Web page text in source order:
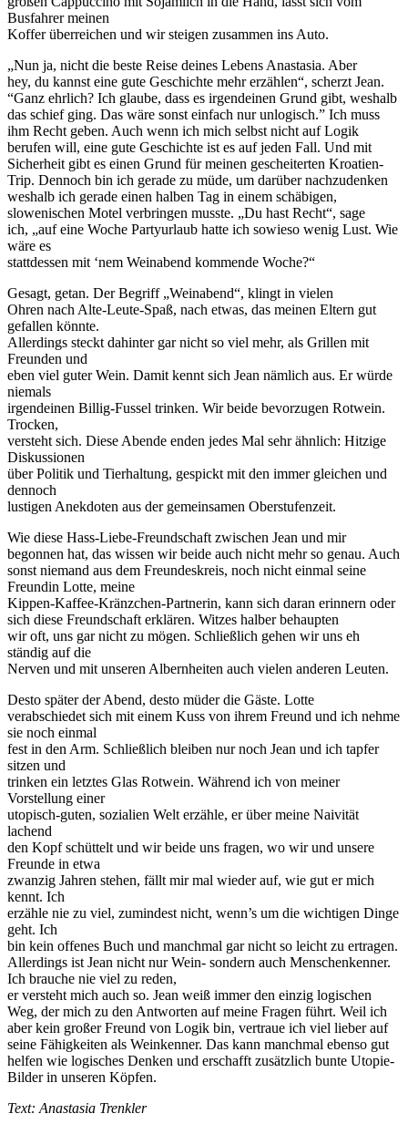
Busfahrer meinen
Koffer überreichen und wir steigen zusammen ins Auto.
„Nun ja, nicht die beste Reise deines Lebens Anastasia. Aber
hey, du kannst eine gute Geschichte mehr erzählen“, scherzt Jean.
“Ganz ehrlich? Ich glaube, dass es irgendeinen Grund gibt, weshalb
das schief ging. Das wäre sonst einfach nur unlogisch.” Ich muss
ihm Recht geben. Auch wenn ich mich selbst nicht auf Logik
berufen will, eine gute Geschichte ist es auf jeden Fall. Und mit
Sicherheit gibt es einen Grund für meinen gescheiterten Kroatien-
Trip. Dennoch bin ich gerade zu müde, um darüber nachzudenken
weshalb ich gerade einen halben Tag in einem schäbigen,
slowenischen Motel verbringen musste. „Du hast Recht“, sage
ich, „auf eine Woche Partyurlaub hatte ich sowieso wenig Lust. Wie
wäre es
stattdessen mit ‘nem Weinabend kommende Woche?“
Gesagt, getan. Der Begriff „Weinabend“, klingt in vielen
Ohren nach Alte-Leute-Spaß, nach etwas, das meinen Eltern gut
gefallen könnte.
Allerdings steckt dahinter gar nicht so viel mehr, als Grillen mit
Freunden und
eben viel guter Wein. Damit kennt sich Jean nämlich aus. Er würde
niemals
irgendeinen Billig-Fussel trinken. Wir beide bevorzugen Rotwein.
Trocken,
versteht sich. Diese Abende enden jedes Mal sehr ähnlich: Hitzige
Diskussionen
über Politik und Tierhaltung, gespickt mit den immer gleichen und
dennoch
lustigen Anekdoten aus der gemeinsamen Oberstufenzeit.
Wie diese Hass-Liebe-Freundschaft zwischen Jean und mir
begonnen hat, das wissen wir beide auch nicht mehr so genau. Auch
sonst niemand aus dem Freundeskreis, noch nicht einmal seine
Freundin Lotte, meine
Kippen-Kaffee-Kränzchen-Partnerin, kann sich daran erinnern oder
sich diese Freundschaft erklären. Witzes halber behaupten
wir oft, uns gar nicht zu mögen. Schließlich gehen wir uns eh
ständig auf die
Nerven und mit unseren Albernheiten auch vielen anderen Leuten.
Desto später der Abend, desto müder die Gäste. Lotte
verabschiedet sich mit einem Kuss von ihrem Freund und ich nehme
sie noch einmal
fest in den Arm. Schließlich bleiben nur noch Jean und ich tapfer
sitzen und
trinken ein letztes Glas Rotwein. Während ich von meiner
Vorstellung einer
utopisch-guten, sozialien Welt erzähle, er über meine Naivität
lachend
den Kopf schüttelt und wir beide uns fragen, wo wir und unsere
Freunde in etwa
zwanzig Jahren stehen, fällt mir mal wieder auf, wie gut er mich
kennt. Ich
erzähle nie zu viel, zumindest nicht, wenn’s um die wichtigen Dinge
geht. Ich
bin kein offenes Buch und manchmal gar nicht so leicht zu ertragen.
Allerdings ist Jean nicht nur Wein- sondern auch Menschenkenner.
Ich brauche nie viel zu reden,
er versteht mich auch so. Jean weiß immer den einzig logischen
Weg, der mich zu den Antworten auf meine Fragen führt. Weil ich
aber kein großer Freund von Logik bin, vertraue ich viel lieber auf
seine Fähigkeiten als Weinkenner. Das kann manchmal ebenso gut
helfen wie logisches Denken und erschafft zusätzlich bunte Utopie-
Bilder in unseren Köpfen.
Text: Anastasia Trenkler